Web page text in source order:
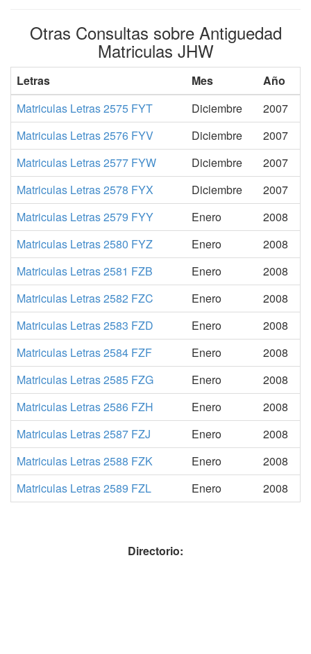
Otras Consultas sobre Antiguedad
Matriculas JHW
Letras Mes
Año
Matriculas Letras 2575 FYT
Diciembre
2007
Matriculas Letras 2576 FYV
Diciembre
2007
Matriculas Letras 2577 FYW
Diciembre
2007
Matriculas Letras 2578 FYX
Diciembre
2007
Matriculas Letras 2579 FYY
Enero
2008
Matriculas Letras 2580 FYZ
Enero
2008
Matriculas Letras 2581 FZB
Enero
2008
Matriculas Letras 2582 FZC
Enero
2008
Matriculas Letras 2583 FZD
Enero
2008
Matriculas Letras 2584 FZF
Enero
2008
Matriculas Letras 2585 FZG
Enero
2008
Matriculas Letras 2586 FZH
Enero
2008
Matriculas Letras 2587 FZJ
Enero
2008
Matriculas Letras 2588 FZK
Enero
2008
Matriculas Letras 2589 FZL
Enero 2008
Directorio: